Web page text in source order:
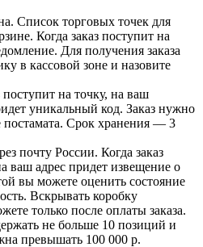
Список торговых точек для
Когда заказ поступит на
Для получения заказа
в кассовой зоне и назовите
поступит на точку, на ваш
уникальный код. Заказ нужно
постамата. Срок хранения — 3
почту России. Когда заказ
ваш адрес придет извещение о
вы можете оценить состояние
Вскрывать коробку
только после оплаты заказа.
не больше 10 позиций и
превышать 100 000 р.